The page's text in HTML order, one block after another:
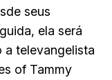
seus
ela será
a televangelista
of Tammy